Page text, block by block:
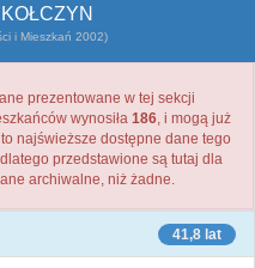
i Mieszkań 2002)
prezentowane w tej sekcji
wynosiła 186, i mogą już
najświeższe dostępne dane tego
przedstawione są tutaj dla
archiwalne, niż żadne.
41,8 lat